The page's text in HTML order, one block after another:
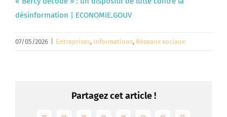
désinformation | ECONOMIE.GOUV
07/05/2026 Entreprises, Informations, Réseaux sociaux
Partagez cet article !